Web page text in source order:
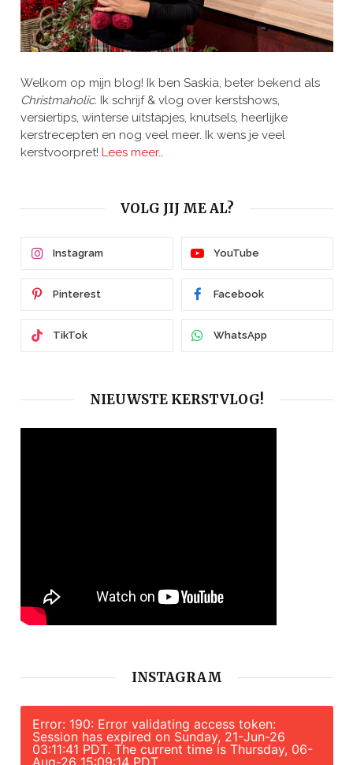
Welkom op mijn blog! Ik ben Saskia, beter bekend als
Christmaholic. Ik schrijf & vlog over kerstshows,
versiertips, winterse uitstapjes, knutsels, heerlijke
kerstrecepten en nog veel meer. Ik wens je veel
kerstvoorpret! Lees meer…
VOLG JIJ ME AL?
Instagram YouTube
Pinterest Facebook
TikTok WhatsApp
NIEUWSTE KERSTVLOG!
INSTAGRAM
Error: 190: Error validating access token:
Session has expired on Sunday, 21-Jun-26
03:11:41 PDT. The current time is Thursday, 06-
Aug-26 15:09:14 PDT.